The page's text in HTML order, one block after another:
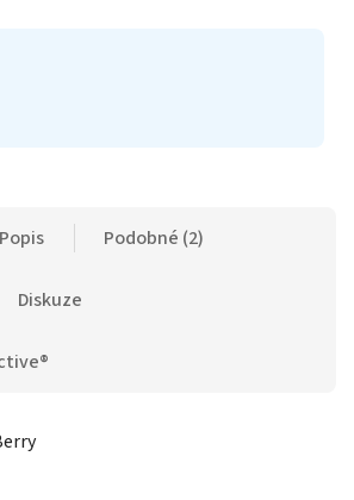
Popis Podobné (2)
Diskuze